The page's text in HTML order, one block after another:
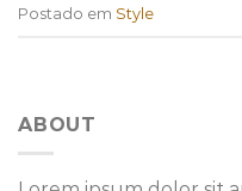
Postado em Style
ABOUT